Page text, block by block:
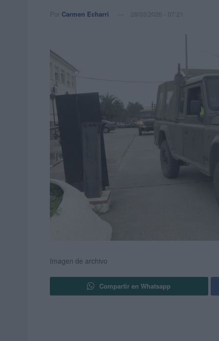
Por Carmen Echarri 28/03/2026 - 07:21
Imagen de archivo
Compartir en Whatsapp